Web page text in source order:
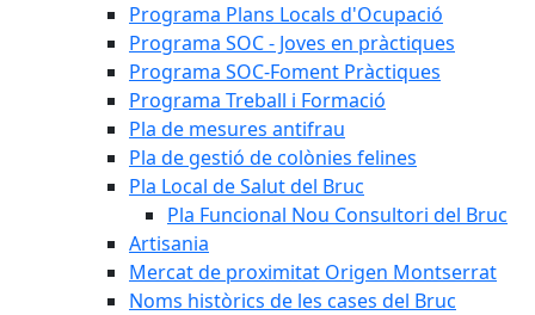
Programa Plans Locals d'Ocupació
Programa SOC - Joves en pràctiques
Programa SOC-Foment Pràctiques
Programa Treball i Formació
Pla de mesures antifrau
Pla de gestió de colònies felines
Pla Local de Salut del Bruc
Pla Funcional Nou Consultori del Bruc
Artisania
Mercat de proximitat Origen Montserrat
Noms històrics de les cases del Bruc